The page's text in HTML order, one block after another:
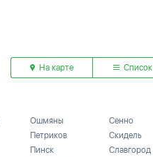
На карте Список
Ошмяны
Петриков
Пинск
Сенно
Скидель
Славгород